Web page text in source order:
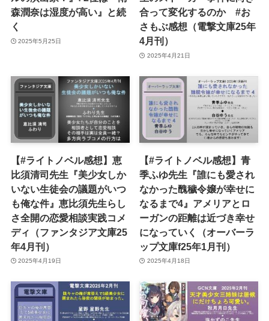
森潤奈は湿度が高い』と続
く
2025年5月25日
合って変化するのか #お
さもぶ感想（電撃文庫25年
4月刊）
2025年4月21日
【#ライトノベル感想】恵
比須清司先生『美少女しか
いない生徒会の議題がいつ
も俺な件』恵比須先生らし
さ全開の恋愛相談実践コメ
ディ（ファンタジア文庫25
年4月刊）
2025年4月19日
【#ライトノベル感想】青
季ふゆ先生『誰にも愛され
なかった醜穢令嬢が幸せに
なるまで4』アメリアとロ
ーガンの距離は近づき幸せ
になっていく（オーバーラ
ップ文庫f25年1月刊）
2025年4月18日